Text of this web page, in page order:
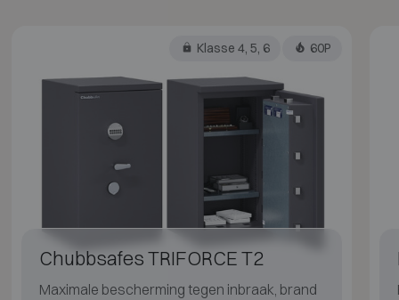
Klasse 4, 5, 6 60P
Chubbsafes TRIFORCE T2
Maximale bescherming tegen inbraak, brand